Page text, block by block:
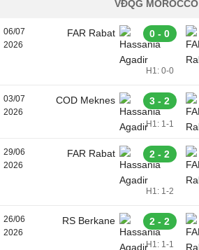
VĐQG MOROCCO
06/07
2026
FAR Rabat 0 - 0
H1: 0-0
03/07
2026
COD Meknes 3 - 2
H1: 1-1
29/06
2026
FAR Rabat 2 - 2
H1: 1-2
26/06
2026
RS Berkane 2 - 2
H1: 1-1